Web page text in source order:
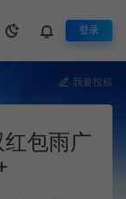
登录
我要投稿
包雨广